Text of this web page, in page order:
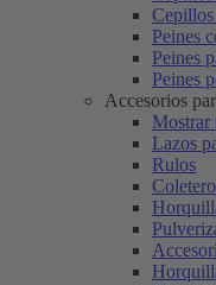
Cepillos
Peines
Peines
Peines
Accesorios
Mostrar
Lazos
Rulos